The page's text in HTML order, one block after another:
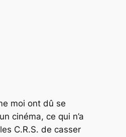
moi ont dû se
cinéma, ce qui n’a
C.R.S. de casser